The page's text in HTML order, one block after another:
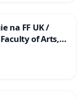
na FF UK /
of Arts,